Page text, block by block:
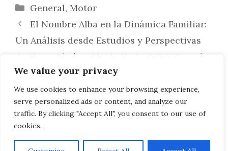
We value your privacy
We use cookies to enhance your browsing experience,
serve personalized ads or content, and analyze our
traffic. By clicking "Accept All", you consent to our use of
cookies.
Categorías
General, Motor
El Nombre Alba en la Dinámica Familiar:
Un Análisis desde Estudios y Perspectivas
Seguridad en Movimiento: Iniciativas de
Educación y Capacitación para el Uso
Seguro y Responsable de Motos Eléctricas
en China